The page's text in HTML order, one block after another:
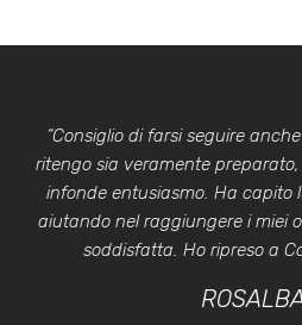
“Consiglio di farsi seguire
ritengo sia veramente
infonde entusiasmo. Ha capito
aiutando nel raggiungere i miei
soddisfatta. Ho ripreso a